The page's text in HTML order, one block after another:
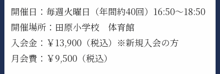
開催日：毎週火曜日（年間約40回）16:50～18:50
開催場所：田原小学校 体育館
入会金：￥13,900（税込）※新規入会の方
月会費：￥9,500（税込）